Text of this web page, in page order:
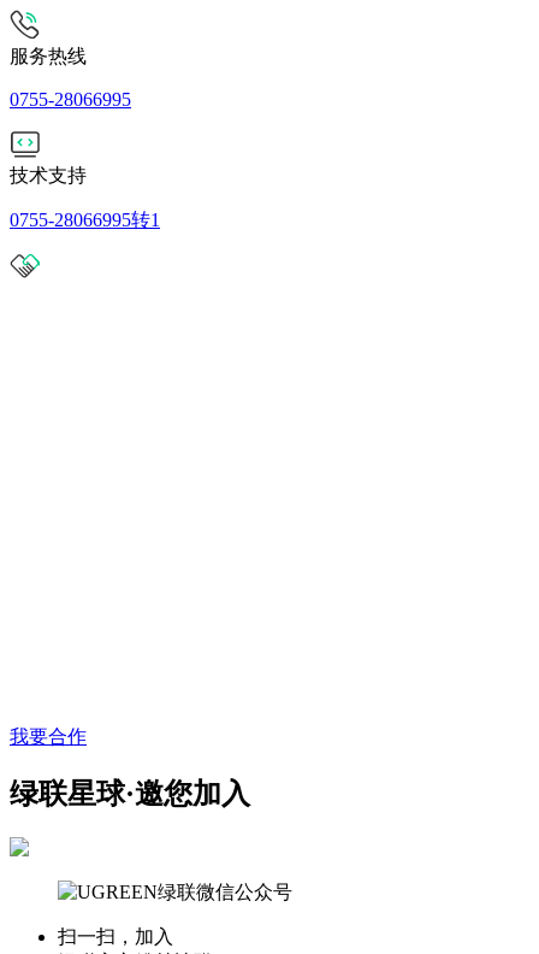
服务热线
0755-28066995
技术支持
0755-28066995转1
我要合作
绿联星球·邀您加入
扫一扫，加入